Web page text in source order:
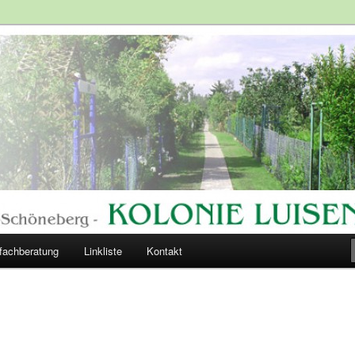
Linkliste Kontakt